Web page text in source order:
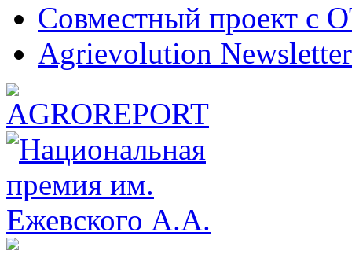
Совместный проект с
Agrievolution Newsletter